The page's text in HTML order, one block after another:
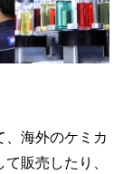
、海外のケミカ
販売したり、